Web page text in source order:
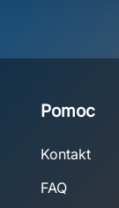
Pomoc
Kontakt
FAQ